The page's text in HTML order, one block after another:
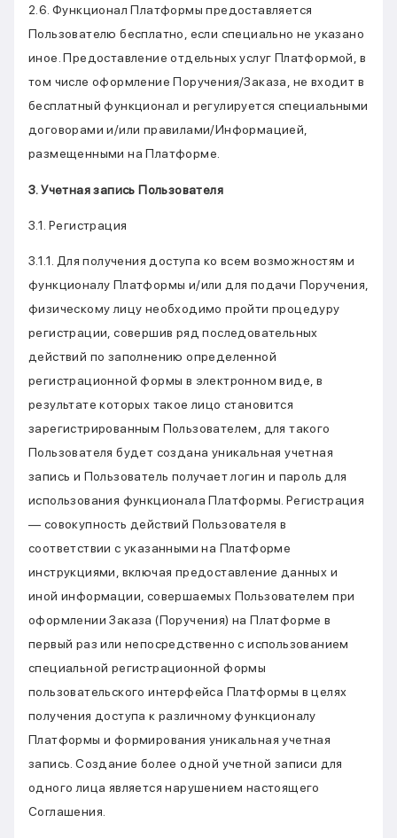
2.6. Функционал Платформы предоставляется
Пользователю бесплатно, если специально не указано
иное. Предоставление отдельных услуг Платформой, в
том числе оформление Поручения/Заказа, не входит в
бесплатный функционал и регулируется специальными
договорами и/или правилами/Информацией,
размещенными на Платформе.
3. Учетная запись Пользователя
3.1. Регистрация
3.1.1. Для получения доступа ко всем возможностям и
функционалу Платформы и/или для подачи Поручения,
физическому лицу необходимо пройти процедуру
регистрации, совершив ряд последовательных
действий по заполнению определенной
регистрационной формы в электронном виде, в
результате которых такое лицо становится
зарегистрированным Пользователем, для такого
Пользователя будет создана уникальная учетная
запись и Пользователь получает логин и пароль для
использования функционала Платформы. Регистрация
— совокупность действий Пользователя в
соответствии с указанными на Платформе
инструкциями, включая предоставление данных и
иной информации, совершаемых Пользователем при
оформлении Заказа (Поручения) на Платформе в
первый раз или непосредственно с использованием
специальной регистрационной формы
пользовательского интерфейса Платформы в целях
получения доступа к различному функционалу
Платформы и формирования уникальная учетная
запись. Создание более одной учетной записи для
одного лица является нарушением настоящего
Соглашения.